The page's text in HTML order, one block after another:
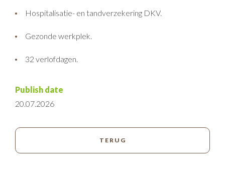
Hospitalisatie- en tandverzekering DKV.
Gezonde werkplek.
32 verlofdagen.
Publish date
20.07.2026